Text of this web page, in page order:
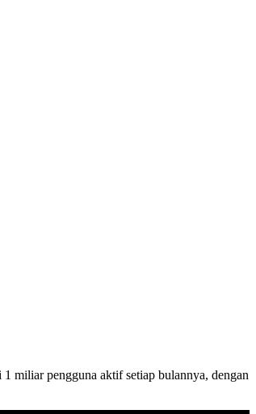
miliar pengguna aktif setiap bulannya, dengan